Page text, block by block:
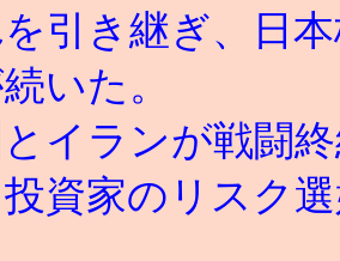
引き継ぎ、日
いた。
イランが戦闘
投資家のリスク